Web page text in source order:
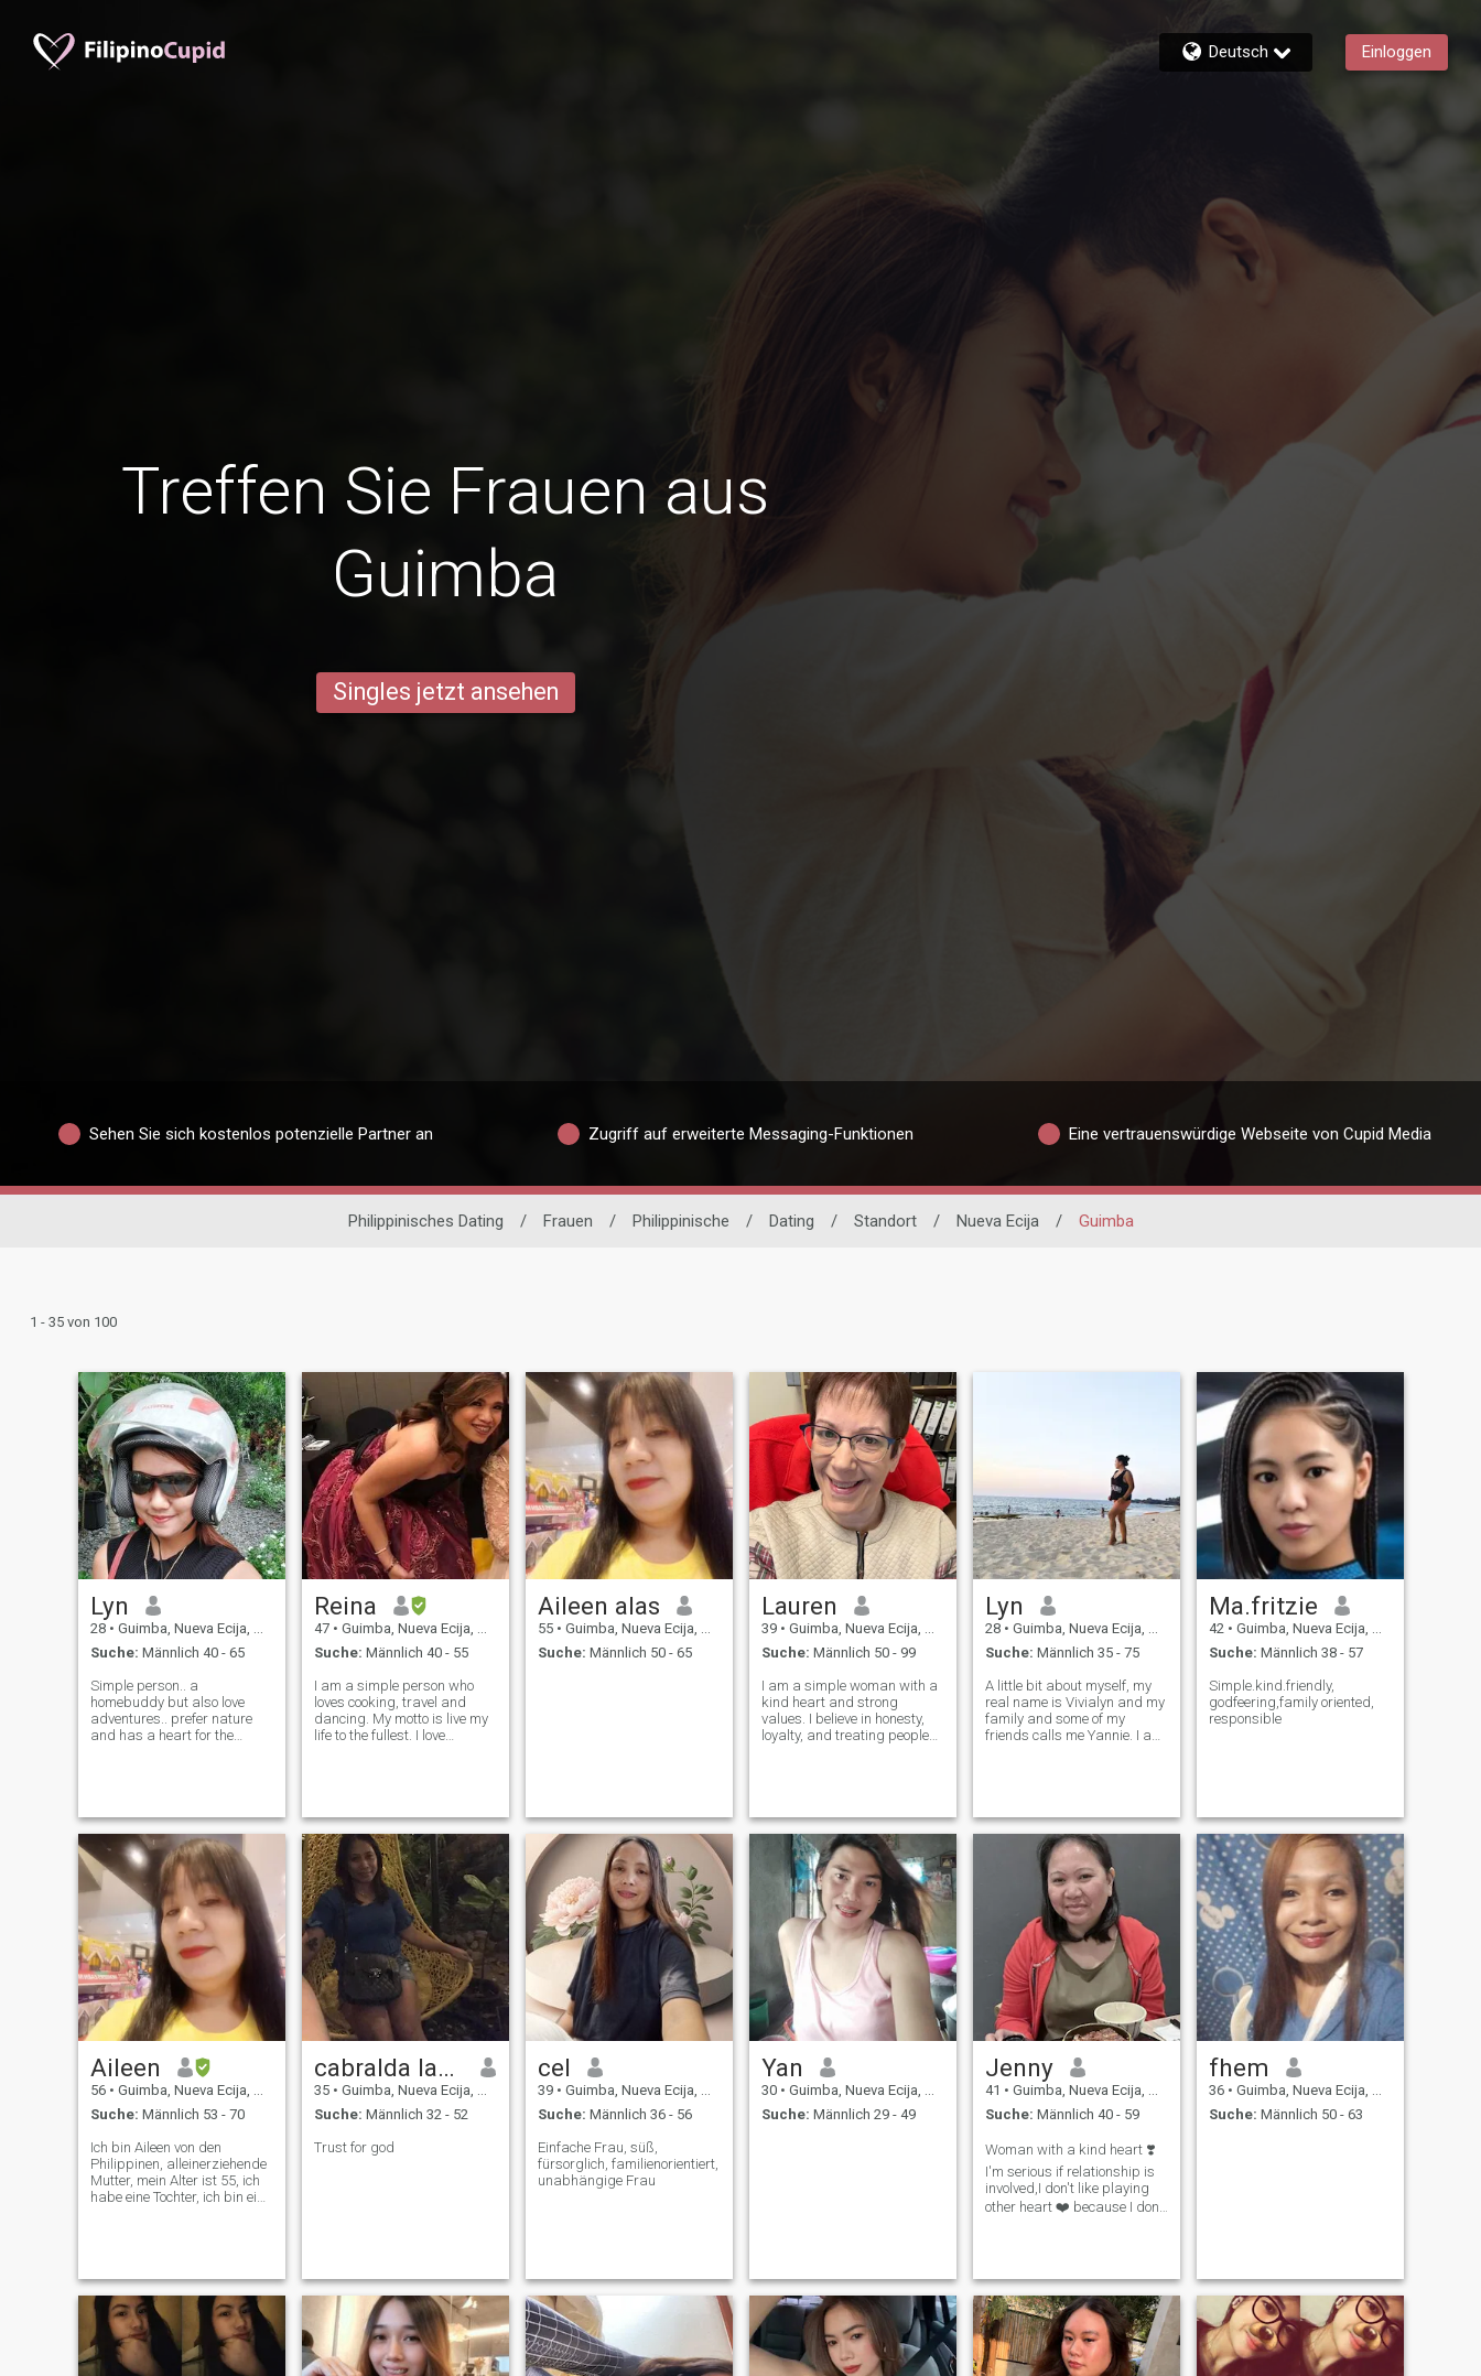
Deutsch Einloggen
Treffen Sie Frauen aus
Guimba
Singles jetzt ansehen
Sehen Sie sich kostenlos potenzielle Partner an Zugriff auf erweiterte Messaging-Funktionen Eine vertrauenswürdige Webseite von Cupid Media
Philippinisches Dating / Frauen / Philippinische / Dating / Standort / Nueva Ecija / Guimba
1 - 35 von 100
Lyn
28 • Guimba, Nueva Ecija, Philippinen
Suche: Männlich 40 - 65
Simple person.. a
homebuddy but also love
adventures.. prefer nature
and has a heart for the
Reina
47 • Guimba, Nueva Ecija, Philippinen
Suche: Männlich 40 - 55
I am a simple person who
loves cooking, travel and
dancing. My motto is live my
life to the fullest. I love
Aileen alas
55 • Guimba, Nueva Ecija, Philippinen
Suche: Männlich 50 - 65
Lauren
39 • Guimba, Nueva Ecija, Philippinen
Suche: Männlich 50 - 99
I am a simple woman with a
kind heart and strong
values. I believe in honesty,
loyalty, and treating people
gentle, but I also have a stron
Lyn
28 • Guimba, Nueva Ecija, Philippinen
Suche: Männlich 35 - 75
A little bit about myself, my
real name is Vivialyn and my
family and some of my
friends calls me Yannie. I am
Ma.fritzie
42 • Guimba, Nueva Ecija, Philippinen
Suche: Männlich 38 - 57
Simple.kind.friendly,
godfeering,family oriented,
responsible
Aileen
56 • Guimba, Nueva Ecija, Philippinen
Suche: Männlich 53 - 70
Ich bin Aileen von den
Philippinen, alleinerziehende
Mutter, mein Alter ist 55, ich
habe eine Tochter, ich bin ein
cabralda lanie
35 • Guimba, Nueva Ecija, Philippinen
Suche: Männlich 32 - 52
Trust for god
cel
39 • Guimba, Nueva Ecija, Philippinen
Suche: Männlich 36 - 56
Einfache Frau, süß,
fürsorglich, familienorientiert,
unabhängige Frau
Yan
30 • Guimba, Nueva Ecija, Philippinen
Suche: Männlich 29 - 49
Jenny
41 • Guimba, Nueva Ecija, Philippinen
Suche: Männlich 40 - 59
Woman with a kind heart ❣️
I'm serious if relationship is
involved,I don't like playing
other heart ❤️ because I don't
people around me,I'm easy to
get hurts,I just tryi
fhem
36 • Guimba, Nueva Ecija, Philippinen
Suche: Männlich 50 - 63